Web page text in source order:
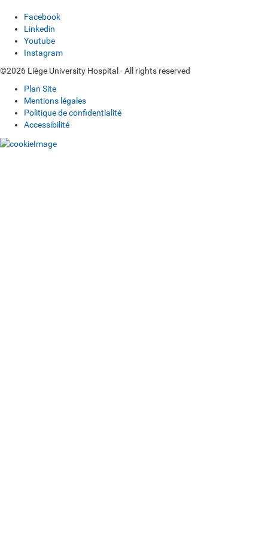
Facebook
Linkedin
Youtube
Instagram
©2026 Liège University Hospital - All rights reserved
Plan Site
Mentions légales
Politique de confidentialité
Accessibilité